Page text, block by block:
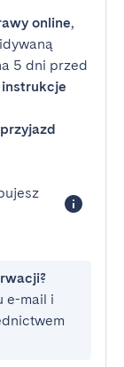
online,
5 dni przed
instrukcje
e-mail i